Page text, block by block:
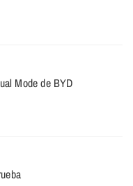
Mode de BYD